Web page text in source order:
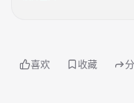
卫子夫、李夫人、匈奴
喜欢 收藏